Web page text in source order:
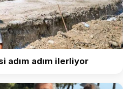
adım adım ilerliyor